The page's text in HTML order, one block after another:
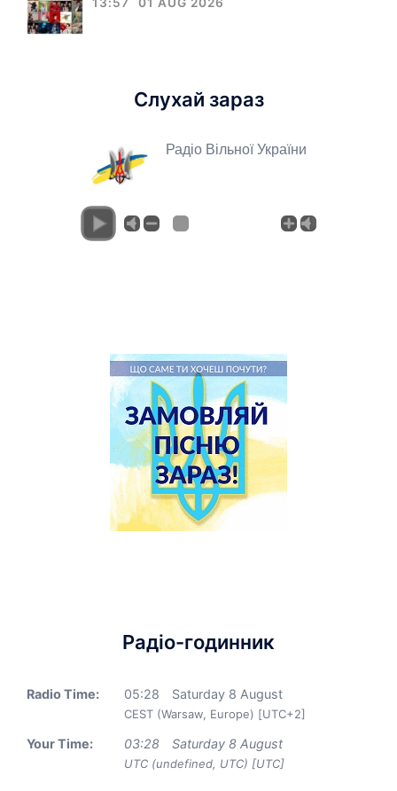
Слухай зараз
Радіо Вільної України
Радіо-годинник
Radio Time: 05:28 Saturday 8 August
CEST (Warsaw, Europe) [UTC+2]
Your Time: 03:28 Saturday 8 August
UTC (undefined, UTC) [UTC]